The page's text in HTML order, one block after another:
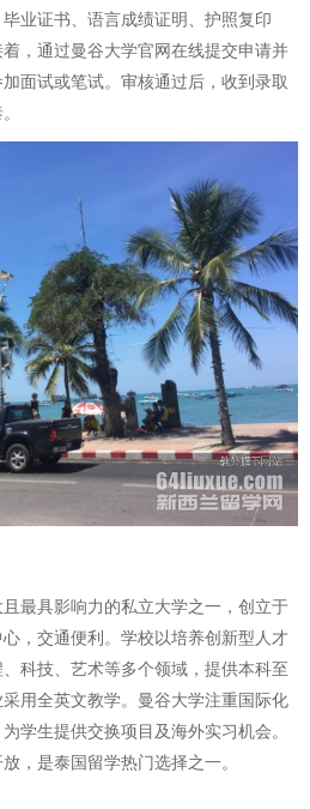
业证书、语言成绩证明、护照复印
，通过曼谷大学官网在线提交申请并
面试或笔试。审核通过后，收到录取
最具影响力的私立大学之一，创立于
，交通便利。学校以培养创新型人才
科技、艺术等多个领域，提供本科至
用全英文教学。曼谷大学注重国际化
学生提供交换项目及海外实习机会。
，是泰国留学热门选择之一。